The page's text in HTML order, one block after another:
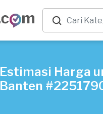
Estimasi Harga
Banten